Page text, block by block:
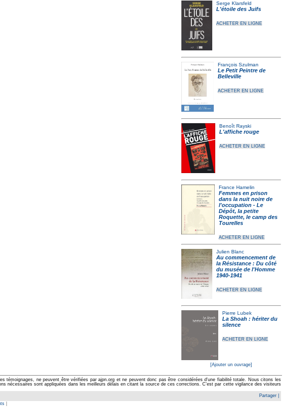
Serge Klarsfeld
L'étoile des Juifs
ACHETER EN LIGNE
François Szulman
Le Petit Peintre de
Belleville
ACHETER EN LIGNE
Benoît Rayski
L'affiche rouge
ACHETER EN LIGNE
France Hamelin
Femmes en prison
dans la nuit noire de
l'occupation - Le
Dépôt, la petite
Roquette, le camp des
Tourelles
ACHETER EN LIGNE
Julien Blanc
Au commencement de
la Résistance : Du côté
du musée de l'Homme
1940-1941
ACHETER EN LIGNE
Pierre Lubek
La Shoah : hériter du
silence
ACHETER EN LIGNE
[Ajouter un ouvrage]
ne peuvent être vérifiées par ajpn.org et ne peuvent donc pas être considérées d'une fiabilité totale. Nous citons les
nécessaires sont appliquées dans les meilleurs délais en citant la source de ces corrections. C'est par cette vigilance des visiteurs
Partager